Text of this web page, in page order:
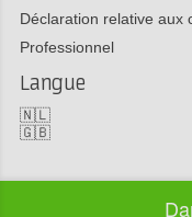
Déclaration relative aux
Professionnel
Langue
🇳🇱
🇬🇧